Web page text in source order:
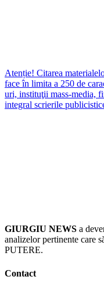
Atenție! Citarea
face în limita a 250 de
uri, instituţii mass-media,
integral scrierile
GIURGIU NEWS a
analizelor pertinente
PUTERE.
Contact